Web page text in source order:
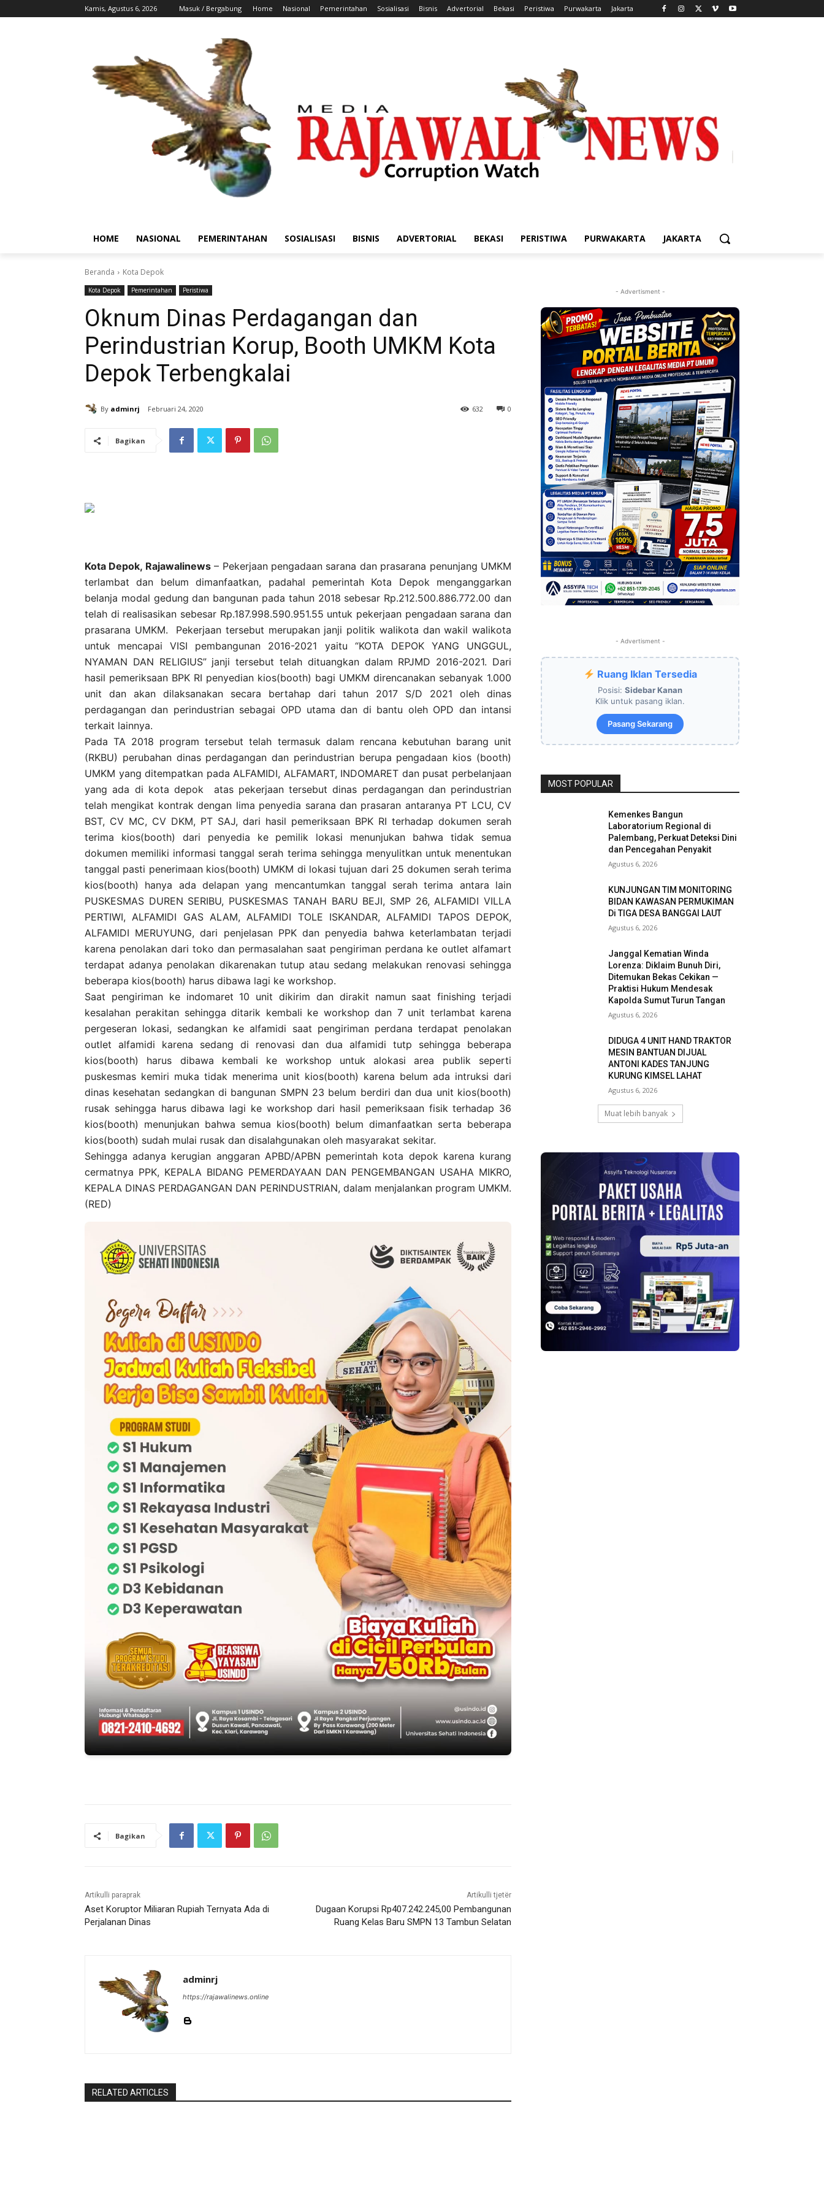
Kamis, Agustus 6, 2026 Masuk / Bergabung Home Nasional Pemerintahan Sosialisasi Bisnis Advertorial Bekasi Peristiwa Purwakarta Jakarta
HOME NASIONAL PEMERINTAHAN SOSIALISASI BISNIS ADVERTORIAL BEKASI PERISTIWA PURWAKARTA JAKARTA
Beranda Kota Depok
Kota Depok Pemerintahan Peristiwa
Oknum Dinas Perdagangan dan
Perindustrian Korup, Booth UMKM Kota
Depok Terbengkalai
By adminrj Februari 24, 2020 0
632
Bagikan
Kota Depok, Rajawalinews– Pekerjaan pengadaan sarana dan prasarana penunjang UMKM
terlambat dan belum dimanfaatkan, padahal pemerintah Kota Depok menganggarkan
belanja modal gedung dan bangunan pada tahun 2018 sebesar Rp.212.500.886.772.00 dan
telah di realisasikan sebesar Rp.187.998.590.951.55 untuk pekerjaan pengadaan sarana dan
prasarana UMKM.
Pekerjaan tersebut merupakan janji politik walikota dan wakil walikota
untuk mencapai VISI pembangunan 2016-2021 yaitu “KOTA DEPOK YANG UNGGUL,
NYAMAN DAN RELIGIUS” janji tersebut telah dituangkan dalam RPJMD 2016-2021. Dari
hasil pemeriksaan BPK RI penyedian kios(booth) bagi UMKM direncanakan sebanyak 1.000
unit dan akan dilaksanakan secara bertahap dari tahun 2017 S/D 2021 oleh dinas
perdagangan dan perindustrian sebagai OPD utama dan di bantu oleh OPD dan intansi
terkait lainnya.
Pada TA 2018 program tersebut telah termasuk dalam rencana kebutuhan barang unit
(RKBU) perubahan dinas perdagangan dan perindustrian berupa pengadaan kios (booth)
UMKM yang ditempatkan pada ALFAMIDI, ALFAMART, INDOMARET dan pusat perbelanjaan
yang ada di kota depok
atas pekerjaan tersebut dinas perdagangan dan perindustrian
telah mengikat kontrak dengan lima penyedia sarana dan prasaran antaranya PT LCU, CV
BST, CV MC, CV DKM, PT SAJ, dari hasil pemeriksaan BPK RI terhadap dokumen serah
terima kios(booth) dari penyedia ke pemilik lokasi menunjukan bahwa tidak semua
dokumen memiliki informasi tanggal serah terima sehingga menyulitkan untuk menentukan
tanggal pasti penerimaan kios(booth) UMKM di lokasi tujuan dari 25 dokumen serah terima
kios(booth) hanya ada delapan yang mencantumkan tanggal serah terima antara lain
PUSKESMAS DUREN SERIBU, PUSKESMAS TANAH BARU BEJI, SMP 26, ALFAMIDI VILLA
PERTIWI, ALFAMIDI GAS ALAM, ALFAMIDI TOLE ISKANDAR, ALFAMIDI TAPOS DEPOK,
ALFAMIDI MERUYUNG, dari penjelasan PPK dan penyedia bahwa keterlambatan terjadi
karena penolakan dari toko dan permasalahan saat pengiriman perdana ke outlet alfamart
terdapat adanya penolakan dikarenakan tutup atau sedang melakukan renovasi sehingga
beberapa kios(booth) harus dibawa lagi ke workshop.
Saat pengiriman ke indomaret 10 unit dikirim dan dirakit namun saat finishing terjadi
kesalahan perakitan sehingga ditarik kembali ke workshop dan 7 unit terlambat karena
pergeseran lokasi, sedangkan ke alfamidi saat pengiriman perdana terdapat penolakan
outlet alfamidi karena sedang di renovasi dan dua alfamidi tutp sehingga beberapa
kios(booth) harus dibawa kembali ke workshop untuk alokasi area publik seperti
puskesmas kemiri muka tidak menerima unit kios(booth) karena belum ada intruksi dari
dinas kesehatan sedangkan di bangunan SMPN 23 belum berdiri dan dua unit kios(booth)
rusak sehingga harus dibawa lagi ke workshop dari hasil pemeriksaan fisik terhadap 36
kios(booth) menunjukan bahwa semua kios(booth) belum dimanfaatkan serta beberapa
kios(booth) sudah mulai rusak dan disalahgunakan oleh masyarakat sekitar.
Sehingga adanya kerugian anggaran APBD/APBN pemerintah kota depok karena kurang
cermatnya PPK, KEPALA BIDANG PEMERDAYAAN DAN PENGEMBANGAN USAHA MIKRO,
KEPALA DINAS PERDAGANGAN DAN PERINDUSTRIAN, dalam menjalankan program UMKM.
(RED)
Bagikan
Artikulli paraprak
Aset Koruptor Miliaran Rupiah Ternyata Ada di
Perjalanan Dinas
Artikulli tjetër
Dugaan Korupsi Rp407.242.245,00 Pembangunan
Ruang Kelas Baru SMPN 13 Tambun Selatan
adminrj
https://rajawalinews.online
RELATED ARTICLES
- Advertisment -
- Advertisment -
Ruang Iklan Tersedia
Posisi: Sidebar Kanan
Klik untuk pasang iklan.
Pasang Sekarang
MOST POPULAR
Kemenkes Bangun
Laboratorium Regional di
Palembang, Perkuat Deteksi Dini
dan Pencegahan Penyakit
Agustus 6, 2026
KUNJUNGAN TIM MONITORING
BIDAN KAWASAN PERMUKIMAN
Di TIGA DESA BANGGAI LAUT
Agustus 6, 2026
Janggal Kematian Winda
Lorenza: Diklaim Bunuh Diri,
Ditemukan Bekas Cekikan —
Praktisi Hukum Mendesak
Kapolda Sumut Turun Tangan
Agustus 6, 2026
DIDUGA 4 UNIT HAND TRAKTOR
MESIN BANTUAN DIJUAL
ANTONI KADES TANJUNG
KURUNG KIMSEL LAHAT
Agustus 6, 2026
Muat lebih banyak